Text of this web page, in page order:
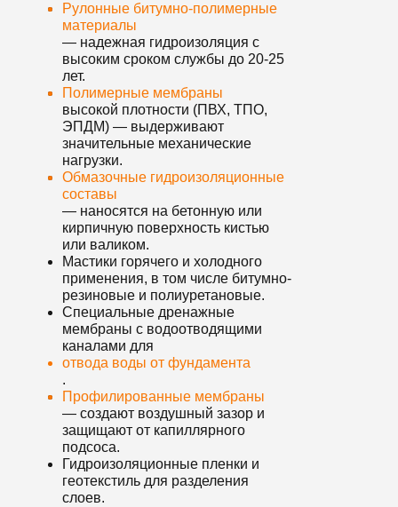
Рулонные битумно-полимерные
материалы
— надежная гидроизоляция с
высоким сроком службы до 20-25
лет.
Полимерные мембраны
высокой плотности (ПВХ, ТПО,
ЭПДМ) — выдерживают
значительные механические
нагрузки.
Обмазочные гидроизоляционные
составы
— наносятся на бетонную или
кирпичную поверхность кистью
или валиком.
Мастики горячего и холодного
применения, в том числе битумно-
резиновые и полиуретановые.
Специальные дренажные
мембраны с водоотводящими
каналами для
отвода воды от фундамента
.
Профилированные мембраны
— создают воздушный зазор и
защищают от капиллярного
подсоса.
Гидроизоляционные пленки и
геотекстиль для разделения
слоев.